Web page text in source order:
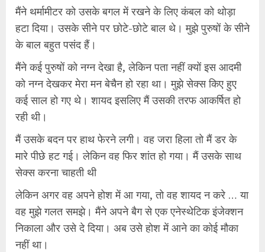
मैंने थर्मामीटर को उसके बगल में रखने के लिए कंबल को थोड़ा
हटा दिया। उसके सीने पर छोटे-छोटे बाल थे। मुझे पुरुषों के सीने
के बाल बहुत पसंद हैं।
मैंने कई पुरुषों को नग्न देखा है, लेकिन पता नहीं क्यों इस आदमी
को नग्न देखकर मेरा मन बेचैन हो रहा था। मुझे सेक्स किए हुए
कई साल हो गए थे। शायद इसलिए मैं उसकी तरफ आकर्षित हो
रही थी।
मैं उसके बदन पर हाथ फेरने लगी। वह जरा हिला तो मैं डर के
मारे पीछे हट गई। लेकिन वह फिर शांत हो गया। मैं उसके साथ
सेक्स करना चाहती थी
लेकिन अगर वह अपने होश में आ गया, तो वह शायद न करे … या
वह मुझे गलत समझे। मैंने अपने बैग से एक एनेस्थेटिक इंजेक्शन
निकाला और उसे दे दिया। अब उसे होश में आने का कोई मौका
नहीं था।